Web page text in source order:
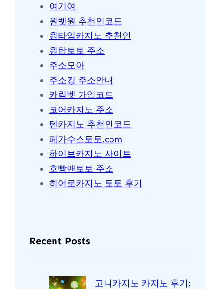
여기여
원벳원 추천인코드
원타임카지노 추천인
원탑토토 주소
주소모아
주소킹 주소안내
카림벳 가입코드
코어카지노 주소
텐카지노 추천인코드
페가수스토토.com
하이브카지노 사이트
호빵맨토토 주소
히어로카지노 토토 후기
Recent Posts
고니카지노 카지노 후기: